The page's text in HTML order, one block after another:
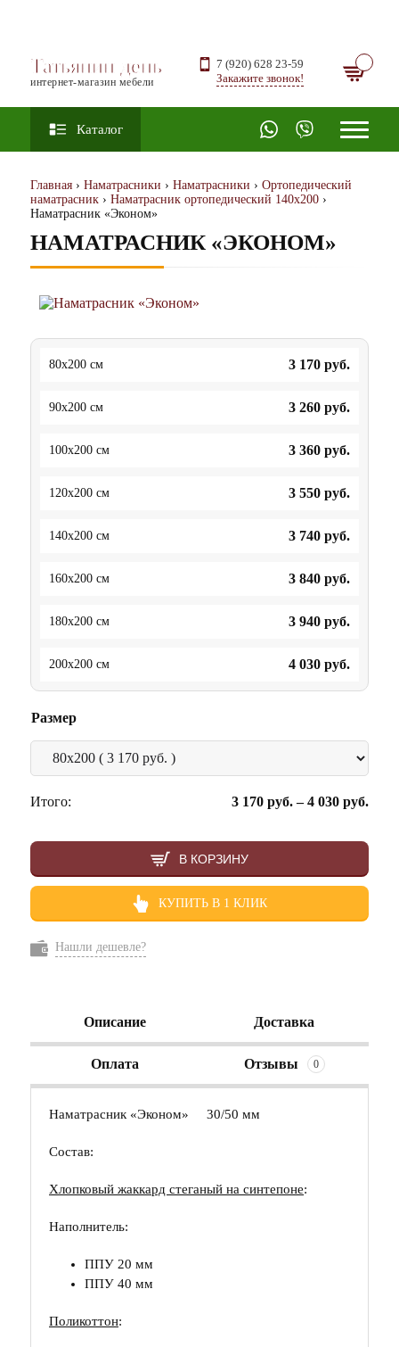
Татьянин день
интернет-магазин мебели
7 (920) 628 23-59
Закажите звонок!
Каталог
Главная › Наматрасники › Наматрасники › Ортопедический
наматрасник › Наматрасник ортопедический 140х200 ›
Наматрасник «Эконом»
НАМАТРАСНИК «ЭКОНОМ»
80x200 см 3 170 руб.
90x200 см 3 260 руб.
100x200 см 3 360 руб.
120x200 см 3 550 руб.
140x200 см 3 740 руб.
160x200 см 3 840 руб.
180x200 см 3 940 руб.
200x200 см 4 030 руб.
Размер
Итого: 3 170 руб.–4 030 руб.
В КОРЗИНУ
КУПИТЬ В 1 КЛИК
Нашли дешевле?
Описание Доставка
Оплата Отзывы 0
Наматрасник «Эконом» 30/50 мм
Состав:
Хлопковый жаккард стеганый на синтепоне:
Наполнитель:
ППУ 20 мм
ППУ 40 мм
Поликоттон: